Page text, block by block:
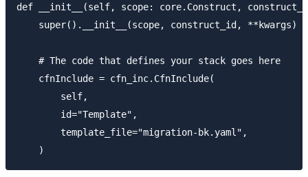
def __init__(self, scope: core.Construct,
    super().__init__(scope, construct_id, **kwargs)
    # The code that defines your stack goes here
    cfnInclude = cfn_inc.CfnInclude(
        self,
        id="Template",
        template_file="migration-bk.yaml",